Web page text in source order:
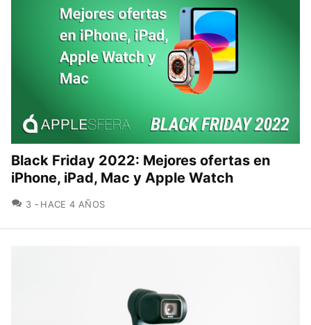
Black Friday 2022: Mejores ofertas en
iPhone, iPad, Mac y Apple Watch
3 COMENTARIOS
HACE 4 AÑOS